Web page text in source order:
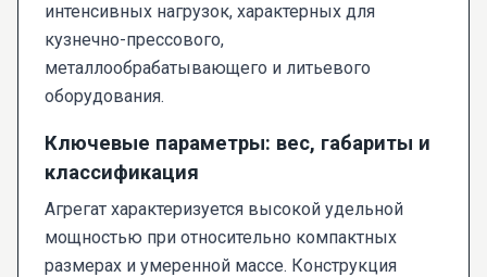
интенсивных нагрузок, характерных для
кузнечно-прессового,
металлообрабатывающего и литьевого
оборудования.
Ключевые параметры: вес, габариты и
классификация
Агрегат характеризуется высокой удельной
мощностью при относительно компактных
размерах и умеренной массе. Конструкция